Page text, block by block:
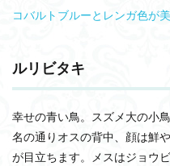
けた
場所
季節
4.3
鳴き
コバルトブルーとレンガ色が
ルリビタキ
幸せの青い鳥。スズメ大の小
名の通りオスの背中、顔は鮮
が目立ちます。メスはジョウ